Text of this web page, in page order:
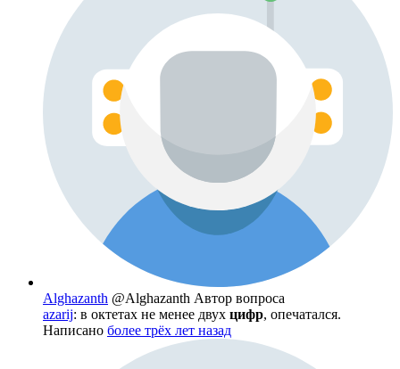
Alghazanth @Alghazanth Автор вопроса
azarij: в октетах не менее двух цифр, опечатался.
Написано более трёх лет назад